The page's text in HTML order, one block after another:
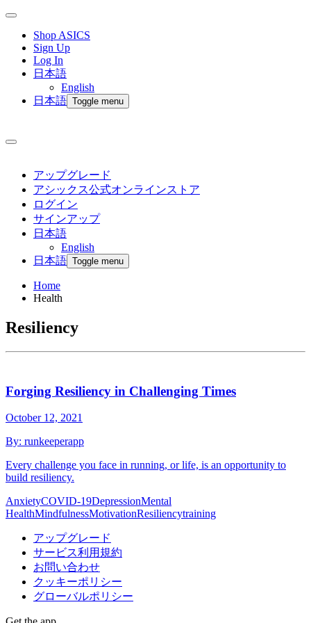
Shop ASICS
Sign Up
Log In
日本語
English
日本語 Toggle menu
アップグレード
アシックス公式オンラインストア
ログイン
サインアップ
日本語
English
日本語 Toggle menu
Home
Health
Resiliency
Forging Resiliency in Challenging Times
October 12, 2021
By: runkeeperapp
Every challenge you face in running, or life, is an opportunity to
build resiliency.
AnxietyCOVID-19DepressionMental
HealthMindfulnessMotivationResiliencytraining
アップグレード
サービス利用規約
お問い合わせ
クッキーポリシー
グローバルポリシー